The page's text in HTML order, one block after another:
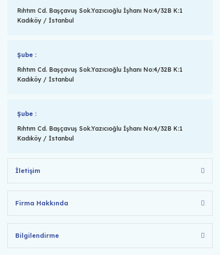
Rıhtım Cd. Başçavuş Sok.Yazıcıoğlu İşhanı No:4/32B K:1
Kadıköy / İstanbul
Şube :
Rıhtım Cd. Başçavuş Sok.Yazıcıoğlu İşhanı No:4/32B K:1
Kadıköy / İstanbul
Şube :
Rıhtım Cd. Başçavuş Sok.Yazıcıoğlu İşhanı No:4/32B K:1
Kadıköy / İstanbul
İletişim
Firma Hakkında
Bilgilendirme